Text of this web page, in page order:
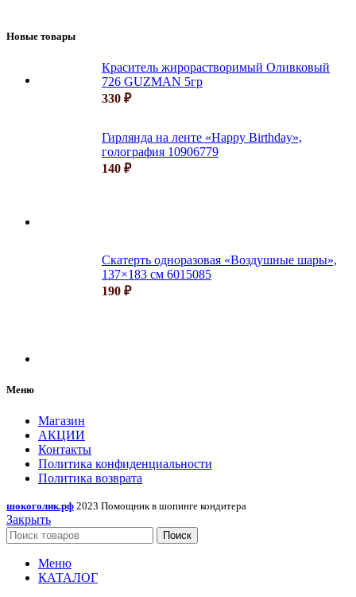
Новые товары
Краситель жирорастворимый Оливковый
726 GUZMAN 5гр
330 ₽
Гирлянда на ленте «Happy Birthday»,
голография 10906779
140 ₽
Скатерть одноразовая «Воздушные шары»,
137×183 см 6015085
190 ₽
Меню
Магазин
АКЦИИ
Контакты
Политика конфиденциальности
Политика возврата
шокоголик.рф 2023 Помощник в шопинге кондитера
Закрыть
Поиск
Меню
КАТАЛОГ